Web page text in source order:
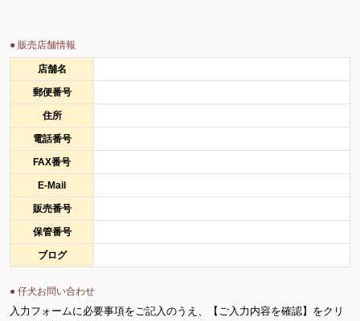
● 販売店舗情報
店舗名
郵便番号
住所
電話番号
FAX番号
E-Mail
販売番号
保管番号
ブログ
● 仔犬お問い合わせ
入力フォームに必要事項をご記入のうえ、【ご入力内容を確認】をクリ